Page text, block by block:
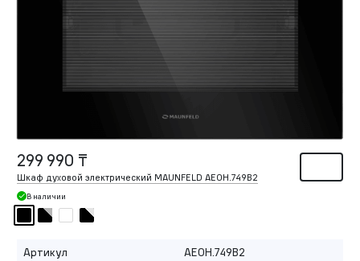
299 990 ₸
Шкаф духовой электрический MAUNFELD AEOH.749B2
В наличии
Артикул
AEOH.749B2